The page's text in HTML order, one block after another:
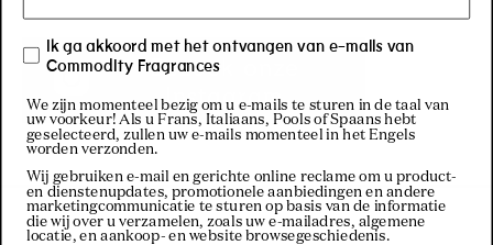
Bezoek onze
Instagram
Ik ga akkoord met het ontvangen van e-mails van
Commodity Fragrances
We zijn momenteel bezig om u e-mails te sturen in de taal van
uw voorkeur! Als u Frans, Italiaans, Pools of Spaans hebt
geselecteerd, zullen uw e-mails momenteel in het Engels
worden verzonden.
Wij gebruiken e-mail en gerichte online reclame om u product-
en dienstenupdates, promotionele aanbiedingen en andere
marketingcommunicatie te sturen op basis van de informatie
die wij over u verzamelen, zoals uw e-mailadres, algemene
locatie, en aankoop- en website browsegeschiedenis.